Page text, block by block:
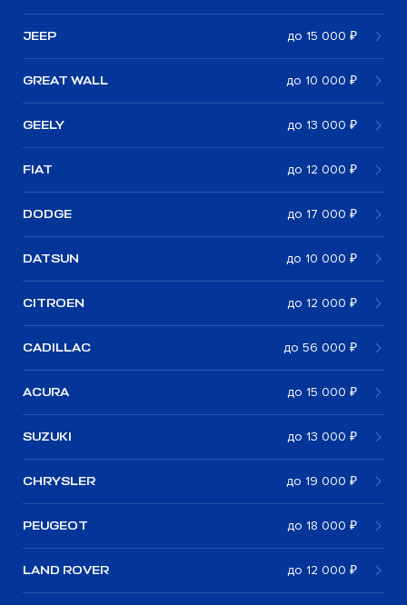
JEEP до 15 000 ₽
GREAT WALL до 10 000 ₽
GEELY до 13 000 ₽
FIAT до 12 000 ₽
DODGE до 17 000 ₽
DATSUN до 10 000 ₽
CITROEN до 12 000 ₽
CADILLAC до 56 000 ₽
ACURA до 15 000 ₽
SUZUKI до 13 000 ₽
CHRYSLER до 19 000 ₽
PEUGEOT до 18 000 ₽
LAND ROVER до 12 000 ₽